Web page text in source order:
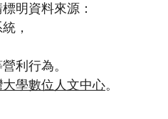
明資料來源：
，
利行為。
大學數位人文中心。